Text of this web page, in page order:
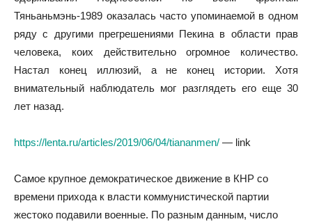
Тяньаньмэнь-1989 оказалась часто упоминаемой в одном
ряду с другими прегрешениями Пекина в области прав
человека, коих действительно огромное количество.
Настал конец иллюзий, а не конец истории. Хотя
внимательный наблюдатель мог разглядеть его еще 30
лет назад.
https://lenta.ru/articles/2019/06/04/tiananmen/ — link
Самое крупное демократическое движение в КНР со
времени прихода к власти коммунистической партии
жестоко подавили военные. По разным данным, число